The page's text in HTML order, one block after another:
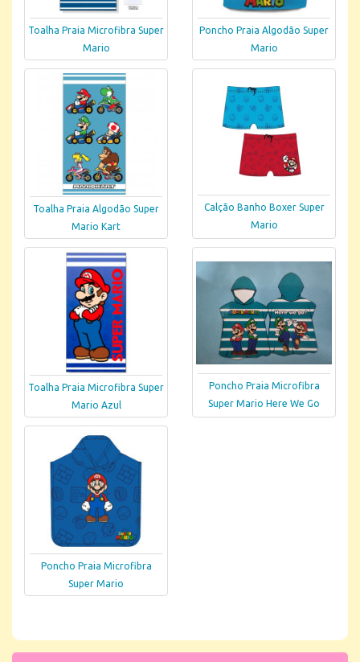
Toalha Praia Microfibra Super
Mario
Poncho Praia Algodão Super
Mario
Toalha Praia Algodão Super
Mario Kart
Calção Banho Boxer Super
Mario
Toalha Praia Microfibra Super
Mario Azul
Poncho Praia Microfibra
Super Mario Here We Go
Poncho Praia Microfibra
Super Mario